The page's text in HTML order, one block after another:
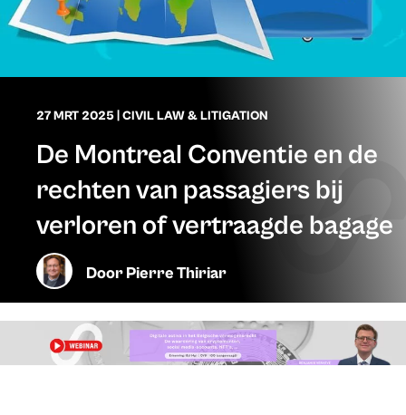
27 MRT 2025 CIVIL LAW & LITIGATION
De Montreal Conventie en de
rechten van passagiers bij
verloren of vertraagde bagage
DoorPierre Thiriar